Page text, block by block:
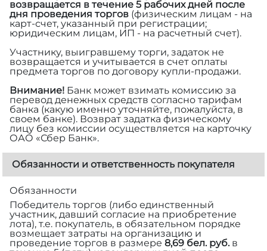
возвращается в течение 5 рабочих дней после
дня проведения торгов (физическим лицам - на
карт-счет, указанный при регистрации;
юридическим лицам, ИП - на расчетный счет).
Участнику, выигравшему торги, задаток не
возвращается и учитывается в счет оплаты
предмета торгов по договору купли-продажи.
Внимание! Банк может взимать комиссию за
перевод денежных средств согласно тарифам
банка (какую именно уточняйте, пожалуйста, в
своем банке). Возврат задатка физическому
лицу без комиссии осуществляется на карточку
ОАО «Сбер Банк».
Обязанности и ответственность покупателя
Обязанности
Победитель торгов (либо единственный
участник, давший согласие на приобретение
лота), т.е. покупатель, в обязательном порядке
возмещает затраты на организацию и
проведение торгов в размере 8,69 бел. руб.в